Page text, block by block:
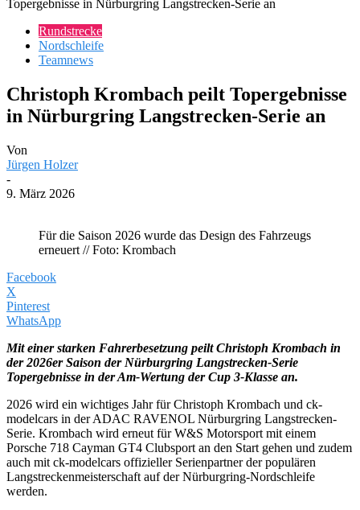
Topergebnisse in Nürburgring Langstrecken-Serie an
Rundstrecke
Nordschleife
Teamnews
Christoph Krombach peilt Topergebnisse
in Nürburgring Langstrecken-Serie an
Von
Jürgen Holzer
-
9. März 2026
Für die Saison 2026 wurde das Design des Fahrzeugs
erneuert // Foto: Krombach
Facebook
X
Pinterest
WhatsApp
Mit einer starken Fahrerbesetzung peilt Christoph Krombach in
der 2026er Saison der Nürburgring Langstrecken-Serie
Topergebnisse in der Am-Wertung der Cup 3-Klasse an.
2026 wird ein wichtiges Jahr für Christoph Krombach und ck-
modelcars in der ADAC RAVENOL Nürburgring Langstrecken-
Serie. Krombach wird erneut für W&S Motorsport mit einem
Porsche 718 Cayman GT4 Clubsport an den Start gehen und zudem
auch mit ck-modelcars offizieller Serienpartner der populären
Langstreckenmeisterschaft auf der Nürburgring-Nordschleife
werden.